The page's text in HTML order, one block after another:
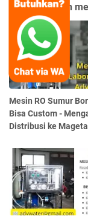
Anda mungkin
Mesin RO Sumur
Bisa Custom -
Distribusi ke